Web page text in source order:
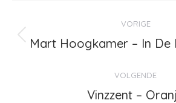
navigatie
VORIGE
Vorig
Mart Hoogkamer – In De
VOLGENDE
Volgend
Vinzzent –